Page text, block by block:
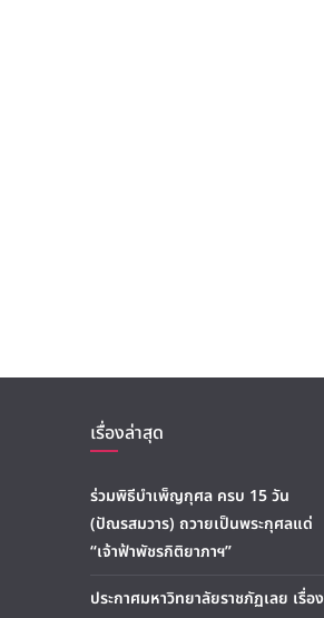
เรื่องล่าสุด
ร่วมพิธีบำเพ็ญกุศล ครบ 15 วัน
(ปัณรสมวาร) ถวายเป็นพระกุศลแด่
“เจ้าฟ้าพัชรกิติยาภาฯ”
ประกาศมหาวิทยาลัยราชภัฏเลย เรื่อง